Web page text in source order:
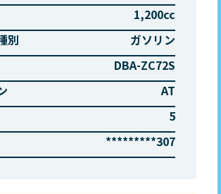
1,200cc
別
ガソリン
DBA-ZC72S
AT
5
*********307